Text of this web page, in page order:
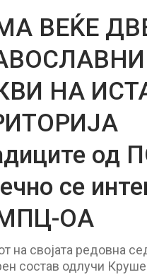
ВЕЌЕ
НА
од
се
ОА
на својата редовна
состав одлучи